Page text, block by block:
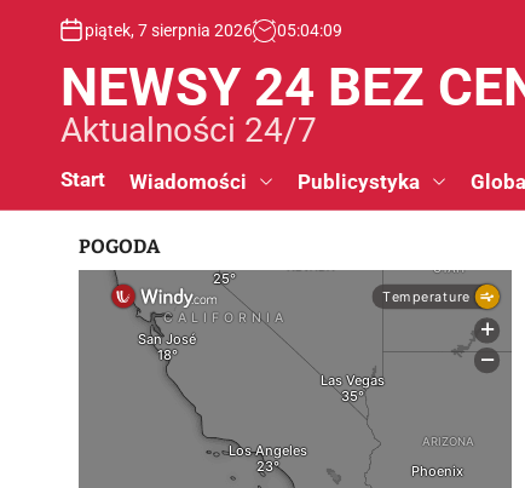
piątek, 7 sierpnia 2026 05:04:09
NEWSY 24 BEZ
Aktualności 24/7
Start Wiadomości Publicystyka
POGODA